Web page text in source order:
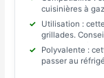
cuisinières à
cuisson et peut
barbecue.
Utilisation :
grillades.
cette poêle à
Polyvalente :
passer au